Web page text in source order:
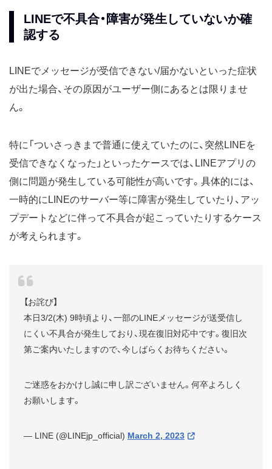
LINEで不具合・障害が発生していないか確
認する
LINEでメッセージが受信できない/届かないといった症状
が出た場合、その原因がユーザー側にあるとは限りませ
ん。
特に「ついさっきまで普通に使えていたのに、突然LINEを
受信できなくなった」といったケースでは、LINEアプリの
側に問題が発生している可能性が高いです。具体的には、
一時的にLINEのサーバー等に障害が発生していたり、アッ
プデートなどに伴って不具合が起こっていたりするケース
が考えられます。
【お詫び】
本日3/2(木) 9時頃より、一部のLINEメッセージが送受信し
にくい不具合が発生しており、現在復旧対応中です。復旧次
第ご案内いたしますので、今しばらくお待ちください。
ご迷惑をおかけし誠に申し訳ございません。何卒よろしく
お願いします。
— LINE (@LINEjp_official) March 2, 2023